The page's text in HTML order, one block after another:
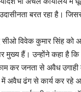
बरत रहा है।
सीओ विवेक कुमार सिंह
मुख्य हैं। उन्होंने कहा है
काम कर जनता से अवैध
ढंग से कार्य कर रहे